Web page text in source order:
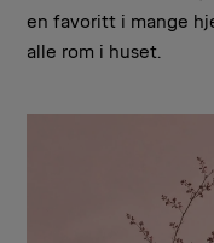
en favoritt i mange
alle rom i huset.